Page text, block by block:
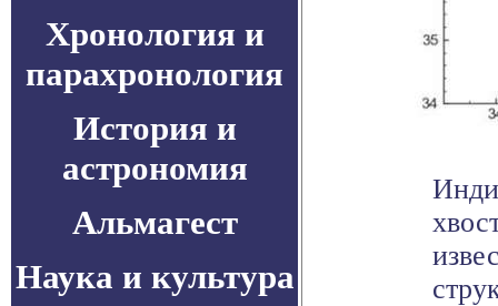
Хронология и
парахронология
История и
астрономия
Альмагест
Наука и культура